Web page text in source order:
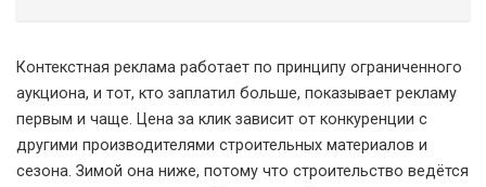
Контекстная реклама работает по принципу ограниченного
аукциона, и тот, кто заплатил больше, показывает рекламу
первым и чаще. Цена за клик зависит от конкуренции с
другими производителями строительных материалов и
сезона. Зимой она ниже, потому что строительство ведётся